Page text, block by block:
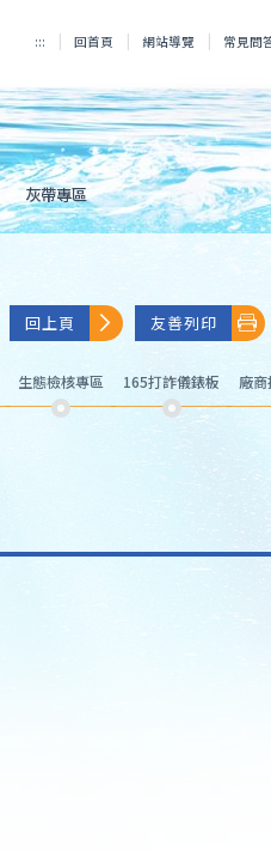
::: 回首頁 網站導覽 常見問
灰帶專區
回上頁 友善列印
生態檢核專區 165打詐儀錶板 廠